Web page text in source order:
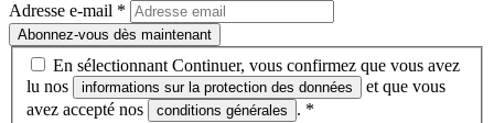
Adresse e-mail *
Abonnez-vous dès maintenant
En sélectionnant Continuer, vous confirmez que vous avez
lu nos
informations sur la protection des données
et que vous
avez accepté nos
conditions générales . *